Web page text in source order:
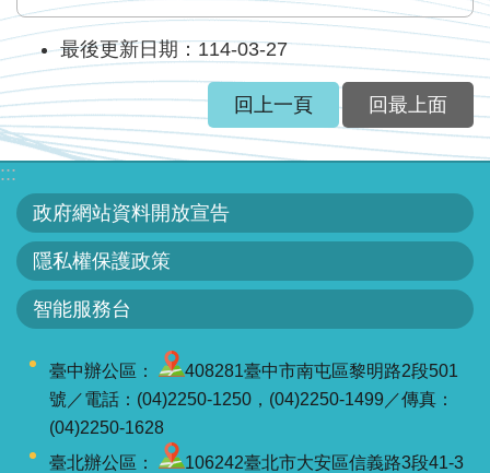
最後更新日期：114-03-27
回上一頁 回最上面
:::
政府網站資料開放宣告
隱私權保護政策
智能服務台
臺中辦公區：
408281臺中市南屯區黎明路2段501
號／電話：(04)2250-1250，(04)2250-1499／傳真：
(04)2250-1628
臺北辦公區：
106242臺北市大安區信義路3段41-3